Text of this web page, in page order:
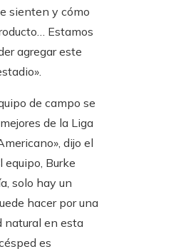
sienten y cómo
Estamos
agregar este
de campo se
de la Liga
dijo el
equipo, Burke
solo hay un
hacer por una
natural en esta
es